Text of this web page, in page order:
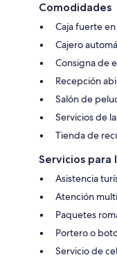
Comodidades
Caja fuerte
Cajero
Consigna de
Recepción
Salón de
Servicios de
Tienda de
Servicios para
Asistencia
Atención
Paquetes
Portero o
Servicio de